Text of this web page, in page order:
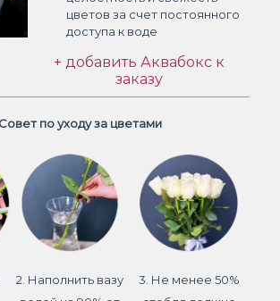
цветов за счет постоянного
доступа к воде
+ добавить Аквабокс к
заказу
Совет по уходу за цветами
2. Наполнить вазу
3. Не менее 50%